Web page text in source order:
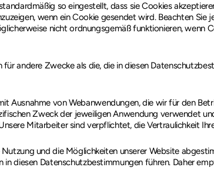
so eingestellt, dass sie Cookies
wenn ein Cookie gesendet wird. Beachten Sie
nicht ordnungsgemäß funktionieren, wenn
andere Zwecke als die, die in diesen
von Webanwendungen, die wir für den
Zweck der jeweiligen Anwendung verwendet
Mitarbeiter sind verpflichtet, die Vertraulichkeit
und die Möglichkeiten unserer Website
diesen Datenschutzbestimmungen führen. Daher